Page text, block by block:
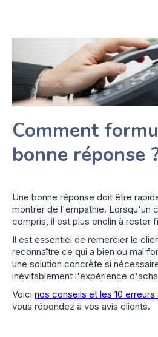
Comment
bonne réponse
Une bonne réponse doit être
montrer de l'empathie. Lorsqu'un
compris, il est plus enclin à rester
Il est essentiel de remercier le
reconnaître ce qui a bien ou mal
une solution concrète si
inévitablement l'expérience
Voici nos conseils et les 10 erreurs
vous répondez à vos avis clients.